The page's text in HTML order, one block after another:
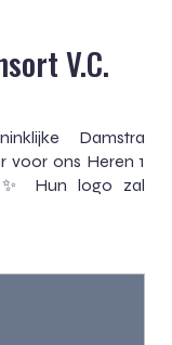
V.C.
Damstra
voor ons Heren 1
Hun logo zal